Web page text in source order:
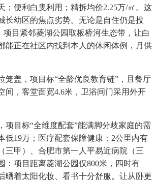
；便利白叟利用；精拆均价2.25万/㎡。这
长幼区的焦点劣势。无论是自住仍是投
项目紧邻菱湖公园取板桥河生态带，让白
能正在社区内找到本人的休闲体例，月供
盖，项目标“全龄优良教育链”，且餐厅
间，客堂面宽4.6米，卫浴间门采用外开
目标“全维度配套”能满脚分歧家庭的需
低19万；医疗配套保障健康：2公里内有
三甲）、合肥市第一人平易近病院（三
：项目距离菱湖公园仅800米，四时有
晒着太阳化妆、看书十分舒服。让从卧更